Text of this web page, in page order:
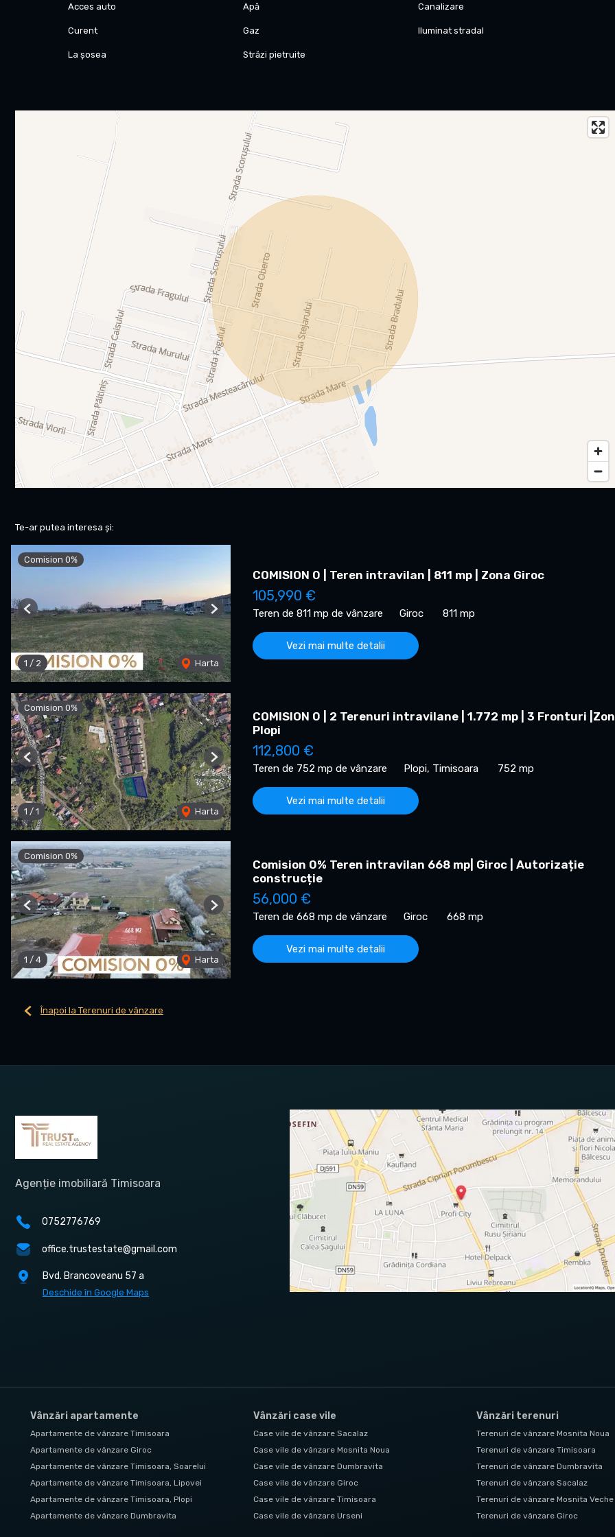
Acces auto Apă Canalizare
Curent Gaz Iluminat stradal
La șosea Străzi pietruite
Te-ar putea interesa și:
Comision 0%
1 / 2 Harta
Previous Next
COMISION 0 | Teren intravilan | 811 mp | Zona Giroc
105,990 €
Teren de 811 mp de vânzare Giroc 811 mp
Vezi mai multe detalii
Comision 0%
1 / 1 Harta
Previous Next
COMISION 0 | 2 Terenuri intravilane | 1.772 mp | 3 Fronturi
Plopi
112,800 €
Teren de 752 mp de vânzare Plopi, Timisoara 752 mp
Vezi mai multe detalii
Comision 0%
1 / 4 Harta
Previous Next
Comision 0% Teren intravilan 668 mp| Giroc | Autorizație
construcție
56,000 €
Teren de 668 mp de vânzare Giroc 668 mp
Vezi mai multe detalii
Înapoi la Terenuri de vânzare
Agenție imobiliară Timisoara
0752776769
office.trustestate@gmail.com
Bvd. Brancoveanu 57 a
Deschide în Google Maps
Vânzări apartamente
Apartamente de vânzare Timisoara
Apartamente de vânzare Giroc
Apartamente de vânzare Timisoara, Soarelui
Apartamente de vânzare Timisoara, Lipovei
Apartamente de vânzare Timisoara, Plopi
Apartamente de vânzare Dumbravita
Vânzări case vile
Case vile de vânzare Sacalaz
Case vile de vânzare Mosnita Noua
Case vile de vânzare Dumbravita
Case vile de vânzare Giroc
Case vile de vânzare Timisoara
Case vile de vânzare Urseni
Vânzări terenuri
Terenuri de vânzare Mosnita Noua
Terenuri de vânzare Timisoara
Terenuri de vânzare Dumbravita
Terenuri de vânzare Sacalaz
Terenuri de vânzare Mosnita Veche
Terenuri de vânzare Giroc